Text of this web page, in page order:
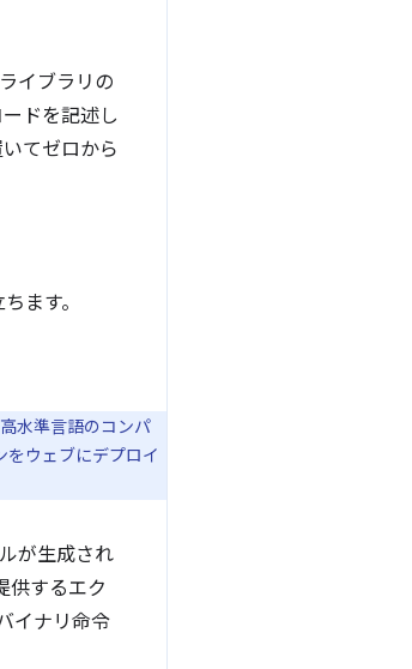
イブラリの
ドを記述し
てゼロから
ます。
水準言語のコンパ
をウェブにデプロイ
が生成され
供するエク
イナリ命令